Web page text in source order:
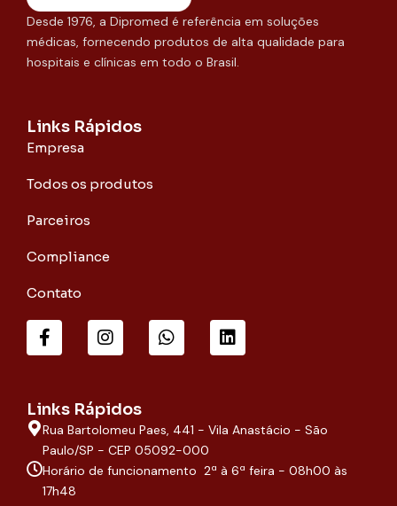
Desde 1976, a Dipromed é referência em soluções
médicas, fornecendo produtos de alta qualidade para
hospitais e clínicas em todo o Brasil.
Links Rápidos
Empresa
Todos os produtos
Parceiros
Compliance
Contato
a
c
o
o
k
-
f
n
s
g
r
a
m
h
a
p
i
n
n
Links Rápidos
Rua Bartolomeu Paes, 441 - Vila Anastácio - São
Paulo/SP - CEP 05092-000
Horário de funcionamento 2ª à 6ª feira - 08h00 às
17h48